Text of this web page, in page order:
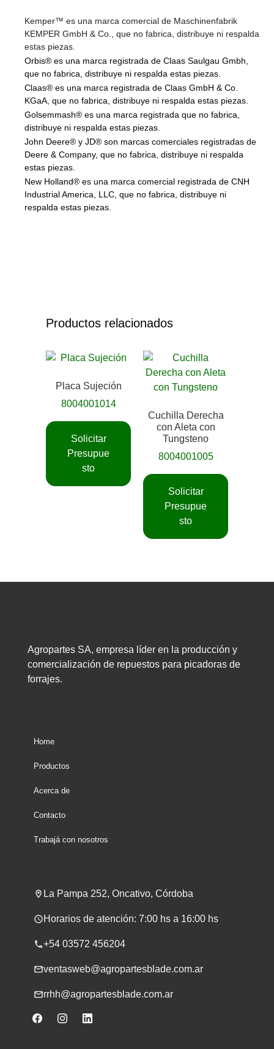
Kemper™ es una marca comercial de Maschinenfabrik
KEMPER GmbH & Co., que no fabrica, distribuye ni respalda
estas piezas.
Orbis® es una marca registrada de Claas Saulgau Gmbh,
que no fabrica, distribuye ni respalda estas piezas.
Claas® es una marca registrada de Claas GmbH & Co.
KGaA, que no fabrica, distribuye ni respalda estas piezas.
Golsemmash® es una marca registrada que no fabrica,
distribuye ni respalda estas piezas.
John Deere® y JD® son marcas comerciales registradas de
Deere & Company, que no fabrica, distribuye ni respalda
estas piezas.
New Holland® es una marca comercial registrada de CNH
Industrial America, LLC, que no fabrica, distribuye ni
respalda estas piezas.
Productos relacionados
Placa Sujeción
8004001014
Solicitar
Presupue
sto
Cuchilla Derecha
con Aleta con
Tungsteno
8004001005
Solicitar
Presupue
sto
Agropartes SA, empresa líder en la producción y
comercialización de repuestos para picadoras de
forrajes.
Home
Productos
Acerca de
Contacto
Trabajá con nosotros
La Pampa 252, Oncativo, Córdoba
Horarios de atención: 7:00 hs a 16:00 hs
+54 03572 456204
ventasweb@agropartesblade.com.ar
rrhh@agropartesblade.com.ar